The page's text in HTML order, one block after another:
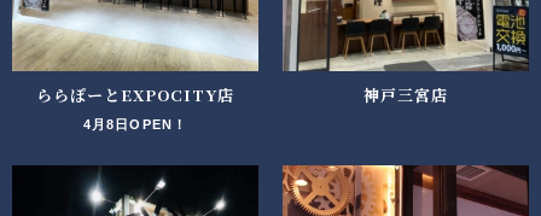
ららぽーとEXPOCITY店
4月8日OPEN！
神戸三宮店